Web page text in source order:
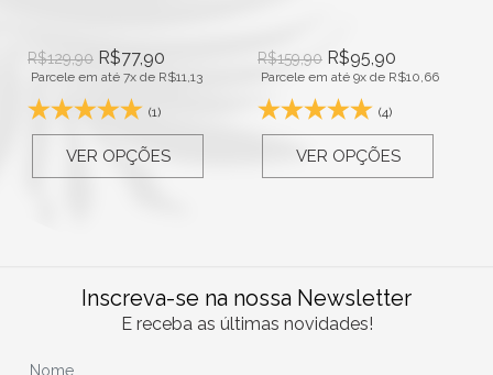
R$129,90 R$77,90
Parcele em até 7x de R$11,13
(1)
VER OPÇÕES
R$159,90 R$95,90
Parcele em até 9x de R$10,66
(4)
VER OPÇÕES
Inscreva-se na nossa Newsletter
E receba as últimas novidades!